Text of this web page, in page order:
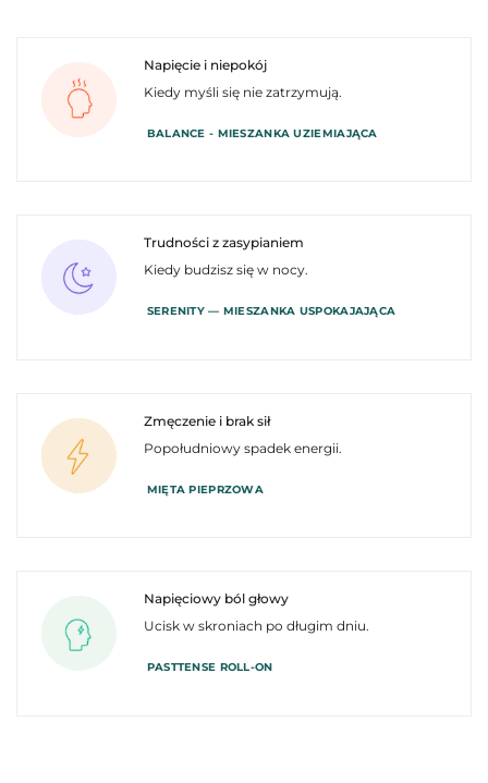
Napięcie i niepokój
Kiedy myśli się nie zatrzymują.
BALANCE - MIESZANKA UZIEMIAJĄCA
Trudności z zasypianiem
Kiedy budzisz się w nocy.
SERENITY — MIESZANKA USPOKAJAJĄCA
Zmęczenie i brak sił
Popołudniowy spadek energii.
MIĘTA PIEPRZOWA
Napięciowy ból głowy
Ucisk w skroniach po długim dniu.
PASTTENSE ROLL-ON